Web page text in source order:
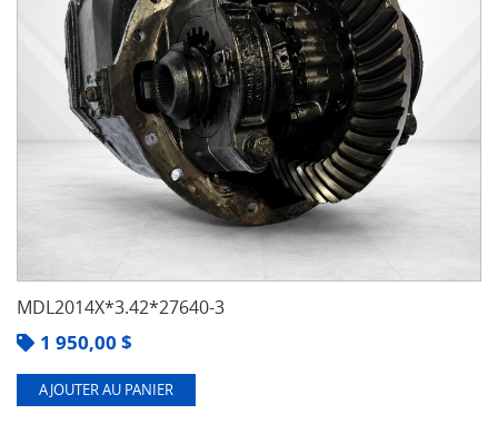
MDL2014X*3.42*27640-3
1 950,00 $
AJOUTER AU PANIER